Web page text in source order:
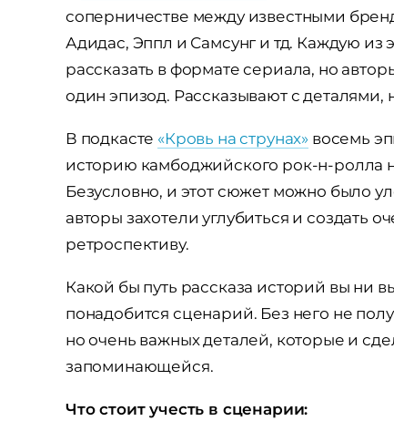
соперничестве между известными
Адидас, Эппл и Самсунг и тд. Каждую из
рассказать в формате сериала, но
один эпизод. Рассказывают с деталями,
В подкасте «Кровь на струнах» восемь
историю камбоджийского рок-н-ролла
Безусловно, и этот сюжет можно было
авторы захотели углубиться и создать
ретроспективу.
Какой бы путь рассказа историй вы ни
понадобится сценарий. Без него не
но очень важных деталей, которые и
запоминающейся.
Что стоит учесть в сценарии: